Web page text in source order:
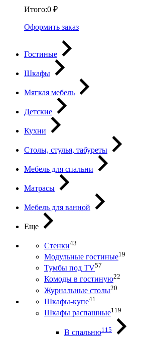
Итого:0 ₽
Оформить заказ
Гостиные
Шкафы
Мягкая мебель
Детские
Кухни
Столы, стулья, табуреты
Мебель для спальни
Матрасы
Мебель для ванной
Еще
Стенки43
Модульные гостиные19
Тумбы под ТV57
Комоды в гостиную22
Журнальные столы20
Шкафы-купе41
Шкафы распашные119
В спальню115